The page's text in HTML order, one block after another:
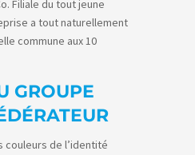
Filiale du tout jeune
a tout naturellement
commune aux 10
GROUPE
couleurs de l’identité